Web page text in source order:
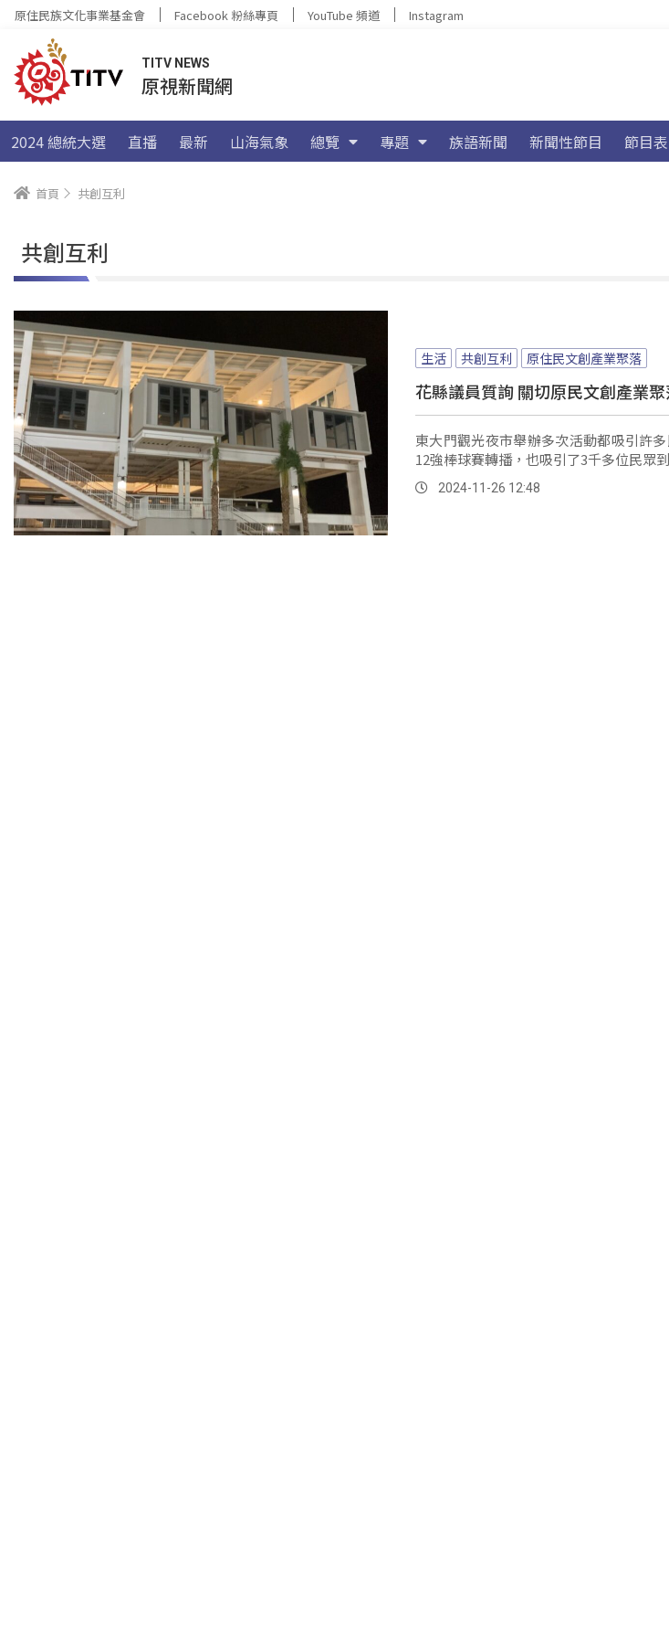
原住民族文化事業基金會 Facebook 粉絲專頁 YouTube 頻道 Instagram
TITV NEWS
原視新聞網
2024 總統大選 直播 最新 山海氣象 總覽 專題 族語新聞 新聞性節目 節目表
首頁 共創互利
共創互利
生活 共創互利 原住民文創產業聚落
花縣議員質詢 關切原民文創產業
東大門觀光夜市舉辦多次活動都吸引許
12強棒球賽轉播，也吸引了3千多位民眾
2024-11-26 12:48